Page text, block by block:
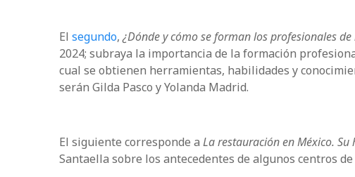
El segundo, ¿Dónde y cómo se forman los profesionales
2024; subraya la importancia de la formación
cual se obtienen herramientas, habilidades y
serán Gilda Pasco y Yolanda Madrid.
El siguiente corresponde a La restauración en México. Su
Santaella sobre los antecedentes de algunos centros